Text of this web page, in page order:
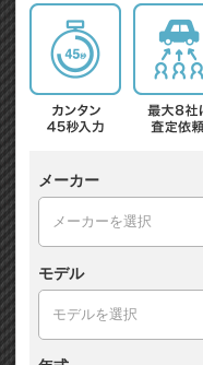
メーカー
モデル